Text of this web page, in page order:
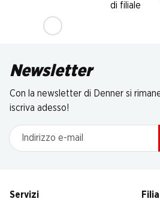
di filiale
Newsletter
Con la newsletter di Denner si
iscriva adesso!
Indirizzo e-mail
Servizi